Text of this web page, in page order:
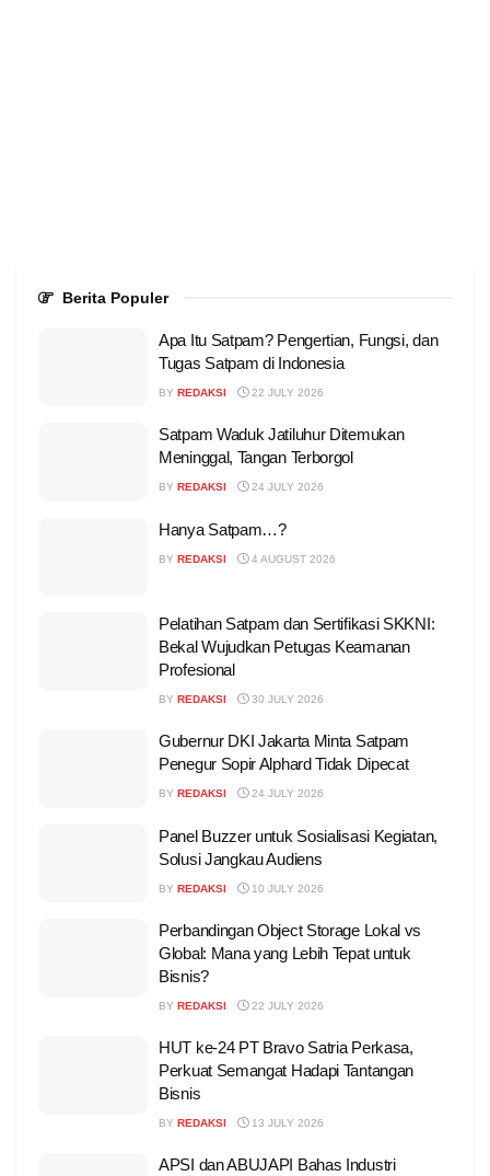
Berita Populer
Apa Itu Satpam? Pengertian, Fungsi, dan
Tugas Satpam di Indonesia
BY REDAKSI 22 JULY 2026
Satpam Waduk Jatiluhur Ditemukan
Meninggal, Tangan Terborgol
BY REDAKSI 24 JULY 2026
Hanya Satpam…?
BY REDAKSI 4 AUGUST 2026
Pelatihan Satpam dan Sertifikasi SKKNI:
Bekal Wujudkan Petugas Keamanan
Profesional
BY REDAKSI 30 JULY 2026
Gubernur DKI Jakarta Minta Satpam
Penegur Sopir Alphard Tidak Dipecat
BY REDAKSI 24 JULY 2026
Panel Buzzer untuk Sosialisasi Kegiatan,
Solusi Jangkau Audiens
BY REDAKSI 10 JULY 2026
Perbandingan Object Storage Lokal vs
Global: Mana yang Lebih Tepat untuk
Bisnis?
BY REDAKSI 22 JULY 2026
HUT ke-24 PT Bravo Satria Perkasa,
Perkuat Semangat Hadapi Tantangan
Bisnis
BY REDAKSI 13 JULY 2026
APSI dan ABUJAPI Bahas Industri